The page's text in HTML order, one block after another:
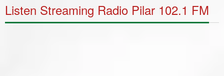
Listen Streaming Radio Pilar 102.1 FM